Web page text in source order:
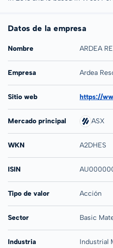
Datos de la empresa
Nombre ARDEA
Empresa Ardea
Sitio web https://
Mercado principal ASX
WKN A2DHES
ISIN
Tipo de valor Acción
Sector Basic
Industria Industrial